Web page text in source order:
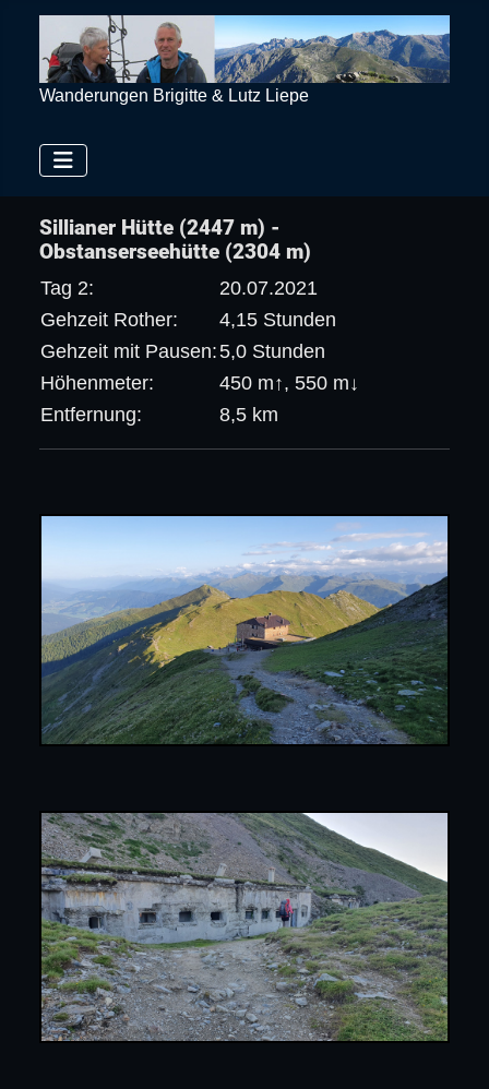
Wanderungen Brigitte & Lutz Liepe
Sillianer Hütte (2447 m) -
Obstanserseehütte (2304 m)
Tag 2:
20.07.2021
Gehzeit Rother:
4,15 Stunden
Gehzeit mit Pausen:5,0 Stunden
Höhenmeter:
450 m↑, 550 m↓
Entfernung:
8,5 km